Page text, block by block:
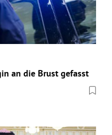
an die Brust gefasst